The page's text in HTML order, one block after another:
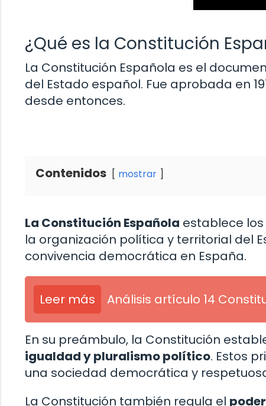
¿Qué es la Constitución
La Constitución Española es el
del Estado español. Fue aprobada en
desde entonces.
Contenidos mostrar
La Constitución Española establece
la organización política y territorial del
convivencia democrática en España.
Leer más Análisis artículo 14
En su preámbulo, la Constitución
igualdad y pluralismo político. Estos
una sociedad democrática y
La Constitución también regula el